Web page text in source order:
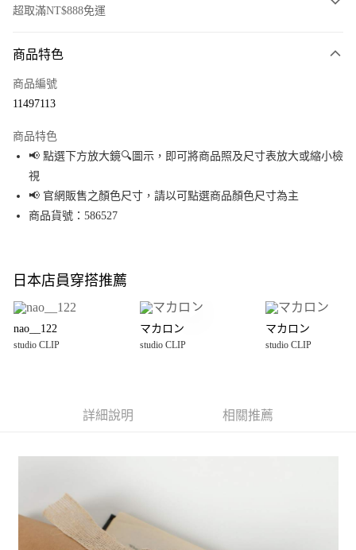
超取滿NT$888免運
信用卡一次付款
Apple Pay
街口支付
悠遊付
全盈+PAY
大哥付你分期
【大哥付你分期使用說明】
1.本服務由台灣大哥大提供，台灣大哥大用戶可立即使用無須另外申請。
3.實際核准額度、可分期數及費用金額請依後續交易確認頁面所載為準。
4.訂單成立30分鐘內，如未前往確認交易或遇審核未通過，訂單將自動取
2.透過簡訊連結打開帳單後，可選擇「超商條碼／台灣大直營門市／銀行轉
帳／街口支付／iPASS MONEY」等通路繳費。
AFTEE先享後付
３．安心：先確認商品／服務後，再付款。
１．於結帳方式選擇「AFTEE先享後付」後，將跳轉至「AFTEE先享後付」
結帳頁面，進行簡訊認證並確認金額後，即可完成結帳。
２．訂單成立數日內，您將收到繳費通知簡訊。
３．收到繳費通知簡訊後14天內，點擊此簡訊中的連結，可透過四大超商／
每筆NT$80，滿NT$888(含以上)免運費
每筆NT$80，滿NT$888(含以上)免運費
7-11 取貨付款
商品特色
商品編號
11497113
商品特色
📢 點選下方放大鏡🔍圖示，即可將商品照及尺寸表放大或縮小檢
視
📢 官網販售之顏色尺寸，請以可點選商品顏色尺寸為主
商品貨號：586527
日本店員穿搭推薦
nao__122
studio CLIP
マカロン
studio CLIP
マカロン
studio CLIP
詳細說明 相關推薦